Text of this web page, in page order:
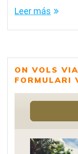
Leer más
ON VOLS
FORMULARI